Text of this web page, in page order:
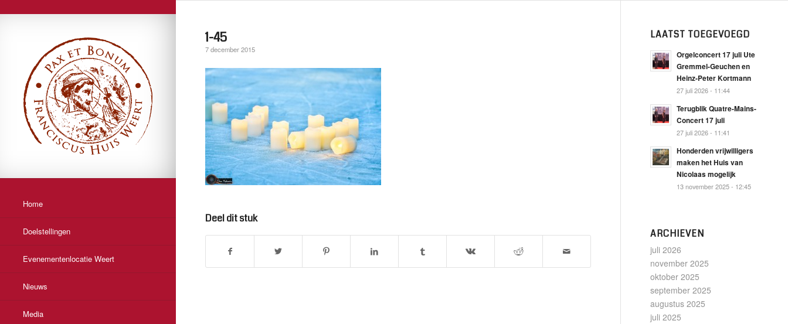
Home
Doelstellingen
Evenementenlocatie Weert
Nieuws
Media
1-45
7 december 2015
Deel dit stuk
LAATST TOEGEVOEGD
Orgelconcert 17 juli Ute
Gremmel-Geuchen en
Heinz-Peter Kortmann
27 juli 2026 - 11:44
Terugblik Quatre-Mains-
Concert 17 juli
27 juli 2026 - 11:41
Honderden vrijwilligers
maken het Huis van
Nicolaas mogelijk
13 november 2025 - 12:45
ARCHIEVEN
juli 2026
november 2025
oktober 2025
september 2025
augustus 2025
juli 2025